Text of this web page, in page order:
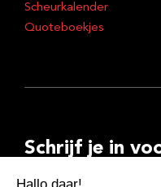
Scheurkalender
Quoteboekjes
Schrijf je in